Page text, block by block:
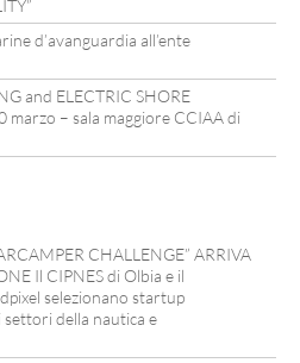
d’avanguardia all’ente
and ELECTRIC SHORE
marzo – sala maggiore CCIAA di
CHALLENGE” ARRIVA
Il CIPNES di Olbia e il
selezionano startup
della nautica e